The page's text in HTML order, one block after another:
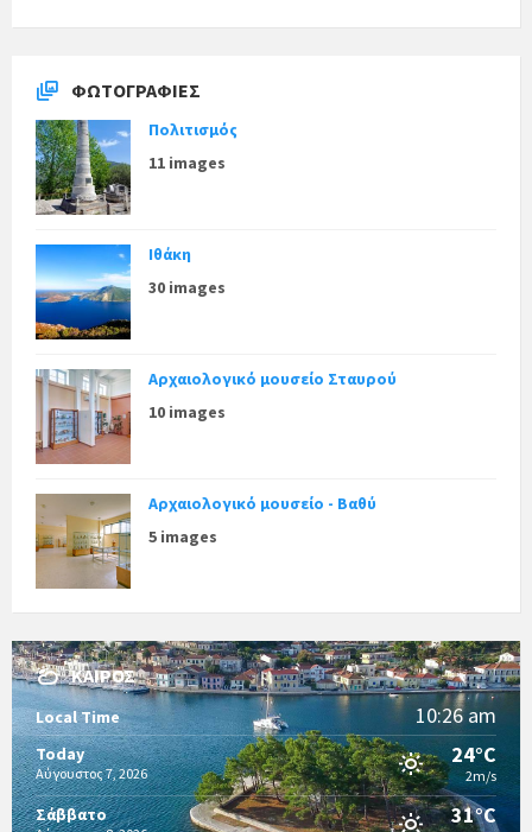
ΦΩΤΟΓΡΑΦΊΕΣ
Πολιτισμός
11 images
Ιθάκη
30 images
Αρχαιολογικό μουσείο Σταυρού
10 images
Αρχαιολογικό μουσείο - Βαθύ
5 images
ΚΑΙΡΌΣ
Local Time 10:26 am
Today
Αύγουστος 7, 2026
24°C
2m/s
Σάββατο 31°C